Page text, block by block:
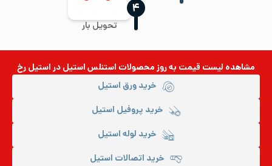
تحویل بار
‍۴
مشاهده لیست قیمت به روزمحصولات استنلس استیلدر استیل رخ
خرید ورق استیل
خرید پروفیل استیل
خرید لوله استیل
خرید اتصالات استیل